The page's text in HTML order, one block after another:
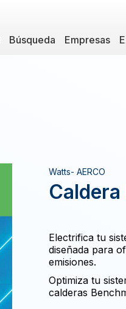
Búsqueda Empresas
Watts- AERCO
Electrifica tu
diseñada para
emisiones.
Optimiza tu
calderas